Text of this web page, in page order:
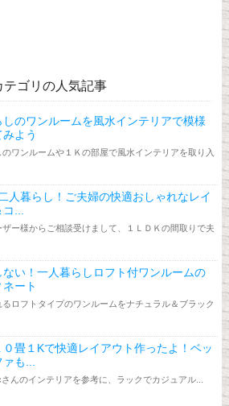
テゴリの人気記事
しのワンルームを風水インテリアで模様
よう
ワンルームや１Ｋの部屋で風水インテリアを取り入
人暮らし！ご夫婦の快適おしゃれなレイ
...
ザー様からご相談受けまして、１ＬＤＫの間取りで夫
ない！一人暮らしロフト付ワンルームの
ート
ロフトタイプのワンルームをナチュラル＆ブラック
０畳１Kで快適レイアウト作ったよ！ベッ
ァも...
んのインテリアを参考に、ラックでカジュアル...